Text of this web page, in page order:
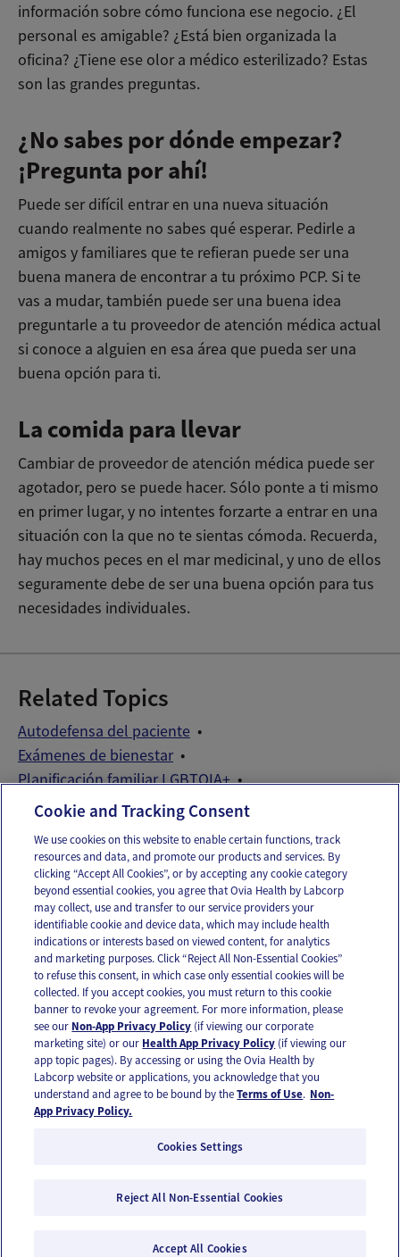
información sobre cómo funciona ese negocio. ¿El
personal es amigable? ¿Está bien organizada la
oficina? ¿Tiene ese olor a médico esterilizado? Estas
son las grandes preguntas.
¿No sabes por dónde empezar?
¡Pregunta por ahí!
Puede ser difícil entrar en una nueva situación
cuando realmente no sabes qué esperar. Pedirle a
amigos y familiares que te refieran puede ser una
buena manera de encontrar a tu próximo PCP. Si te
vas a mudar, también puede ser una buena idea
preguntarle a tu proveedor de atención médica actual
si conoce a alguien en esa área que pueda ser una
buena opción para ti.
La comida para llevar
Cambiar de proveedor de atención médica puede ser
agotador, pero se puede hacer. Sólo ponte a ti mismo
en primer lugar, y no intentes forzarte a entrar en una
situación con la que no te sientas cómoda. Recuerda,
hay muchos peces en el mar medicinal, y uno de ellos
seguramente debe de ser una buena opción para tus
necesidades individuales.
Related Topics
Autodefensa del paciente
Exámenes de bienestar
Planificación familiar LGBTQIA+
Proveedores del cuidado de la salud reproductiva
Email Text
OUR APPS
FOLLOW US
© 2026 Ovia Health by Labcorp
healthcare provider if you need medical care or advice. Please see our Terms of Use and
Cookie and Tracking Consent
We use cookies on this website to enable certain functions, track
resources and data, and promote our products and services. By
clicking “Accept All Cookies”, or by accepting any cookie category
beyond essential cookies, you agree that Ovia Health by Labcorp
may collect, use and transfer to our service providers your
identifiable cookie and device data, which may include health
indications or interests based on viewed content, for analytics
and marketing purposes. Click “Reject All Non-Essential Cookies”
to refuse this consent, in which case only essential cookies will be
collected. If you accept cookies, you must return to this cookie
banner to revoke your agreement. For more information, please
see our Non-App Privacy Policy (if viewing our corporate
marketing site) or our Health App Privacy Policy (if viewing our
app topic pages). By accessing or using the Ovia Health by
Labcorp website or applications, you acknowledge that you
understand and agree to be bound by theTerms of Use. Non-
App Privacy Policy.
Cookies Settings
Reject All Non-Essential Cookies
Accept All Cookies